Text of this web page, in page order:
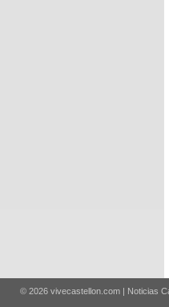
© 2026 vivecastellon.com | Noticias